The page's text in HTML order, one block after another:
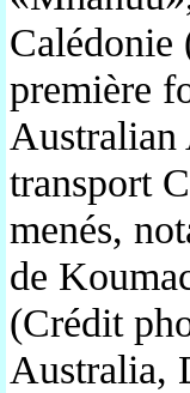
Calédonie
première
Australian
transport
menés,
de
(Crédit
Australia,